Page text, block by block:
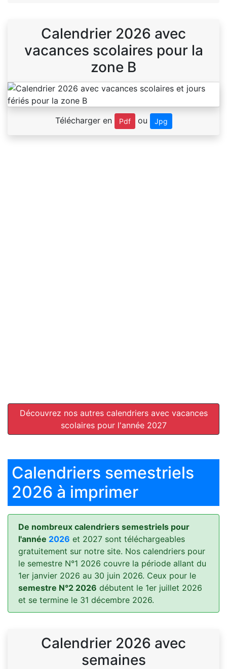
Calendrier 2026 avec
vacances scolaires pour la
zone B
Télécharger en Pdf ou Jpg
Découvrez nos autres calendriers avec vacances
scolaires pour l'année 2027
Calendriers semestriels
2026 à imprimer
De nombreux calendriers semestriels pour
l'année 2026 et 2027 sont téléchargeables
gratuitement sur notre site. Nos calendriers pour
le semestre N°1 2026 couvre la période allant du
1er janvier 2026 au 30 juin 2026. Ceux pour le
semestre N°2 2026 débutent le 1er juillet 2026
et se termine le 31 décembre 2026.
Calendrier 2026 avec
semaines